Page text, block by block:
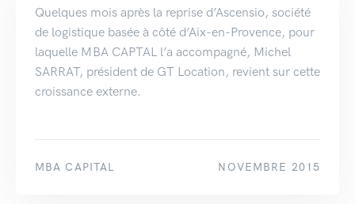
Quelques mois après la reprise d’Ascensio, société
de logistique basée à côté d’Aix-en-Provence, pour
laquelle MBA CAPTAL l’a accompagné, Michel
SARRAT, président de GT Location, revient sur cette
croissance externe.
MBA CAPITAL NOVEMBRE 2015